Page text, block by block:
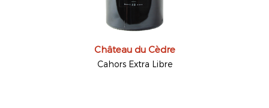
Château du Cèdre
Cahors Extra Libre